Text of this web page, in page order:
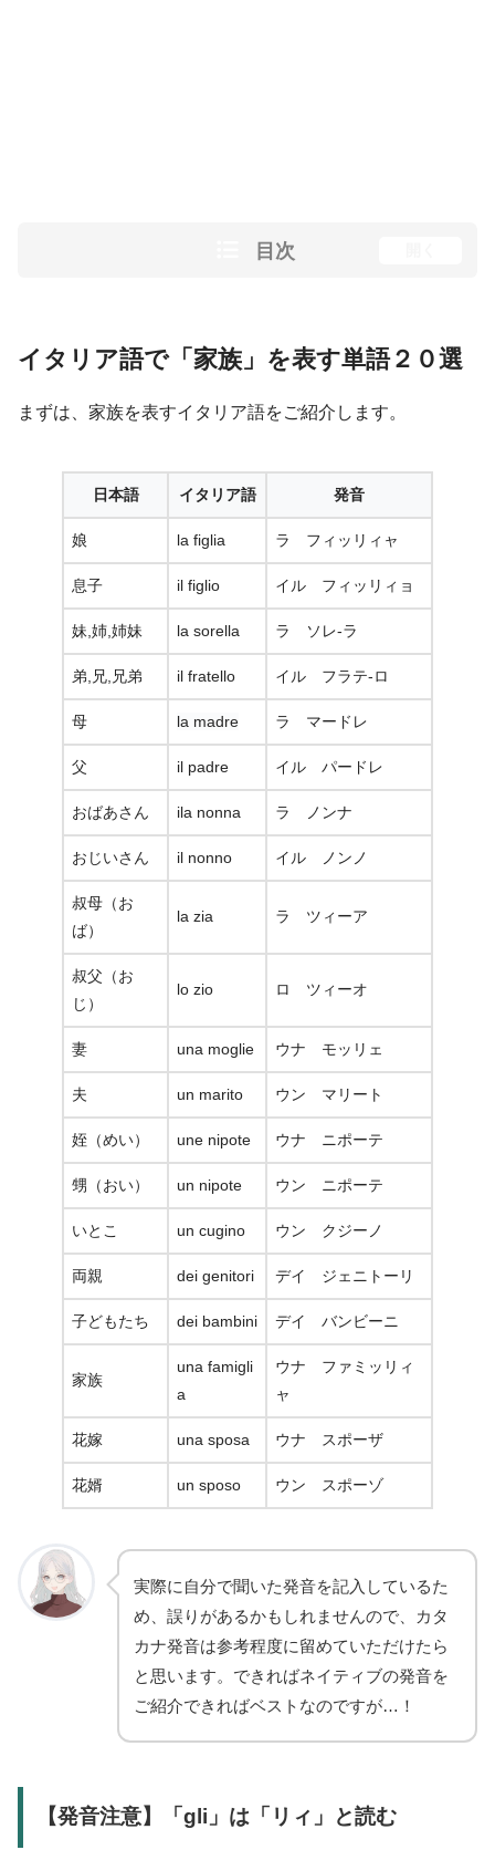
目次
イタリア語で「家族」を表す単語２０選
まずは、家族を表すイタリア語をご紹介します。
日本語 イタリア語 発音
娘 la figlia ラ フィッリィャ
息子 il figlio イル フィッリィョ
妹,姉,姉妹 la sorella ラ ソレ-ラ
弟,兄,兄弟 il fratello イル フラテ-ロ
母 la madre ラ マードレ
父 il padre イル パードレ
おばあさん ila nonna ラ ノンナ
おじいさん il nonno イル ノンノ
叔母（お
ば）
la zia ラ ツィーア
叔父（お
じ）
lo zio ロ ツィーオ
妻 una moglie ウナ モッリェ
夫 un marito ウン マリート
姪（めい） une nipote ウナ ニポーテ
甥（おい） un nipote ウン ニポーテ
いとこ un cugino ウン クジーノ
両親 dei genitori デイ ジェニトーリ
子どもたち dei bambini デイ バンビーニ
家族
una famigli
a
ウナ ファミッリィ
ャ
花嫁 una sposa ウナ スポーザ
花婿 un sposo ウン スポーゾ
実際に自分で聞いた発音を記入しているた
め、誤りがあるかもしれませんので、カタ
カナ発音は参考程度に留めていただけたら
と思います。できればネイティブの発音を
ご紹介できればベストなのですが…！
【発音注意】「gli」は「リィ」と読む